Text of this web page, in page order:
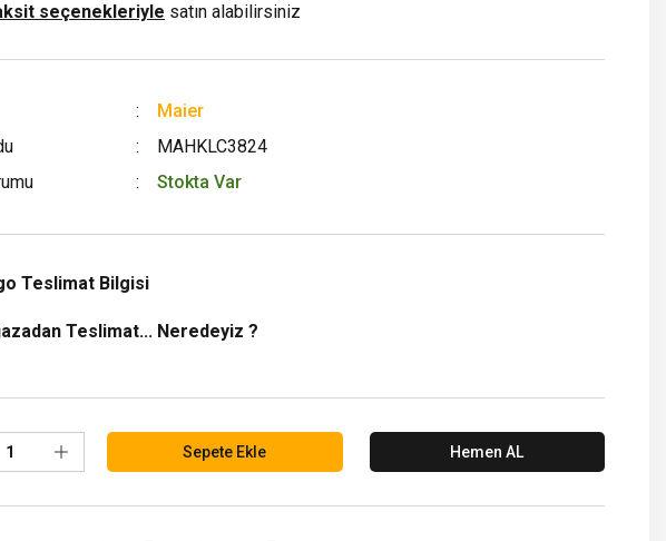
seçenekleriyle satın alabilirsiniz
Maier
MAHKLC3824
Stokta Var
Teslimat Bilgisi
Teslimat... Neredeyiz ?
Sepete Ekle Hemen AL